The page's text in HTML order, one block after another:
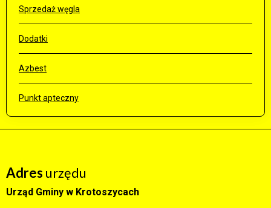
Sprzedaż węgla
Dodatki
Azbest
Punkt apteczny
Adres urzędu
Urząd Gminy w Krotoszycach